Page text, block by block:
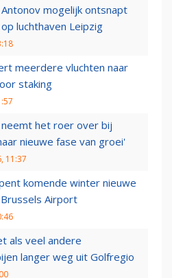
mogelijk ontsnapt
luchthaven Leipzig
meerdere vluchten naar
staking
neemt het roer over bij
nieuwe fase van groei'
11:37
komende winter nieuwe
Airport
als veel andere
langer weg uit Golfregio